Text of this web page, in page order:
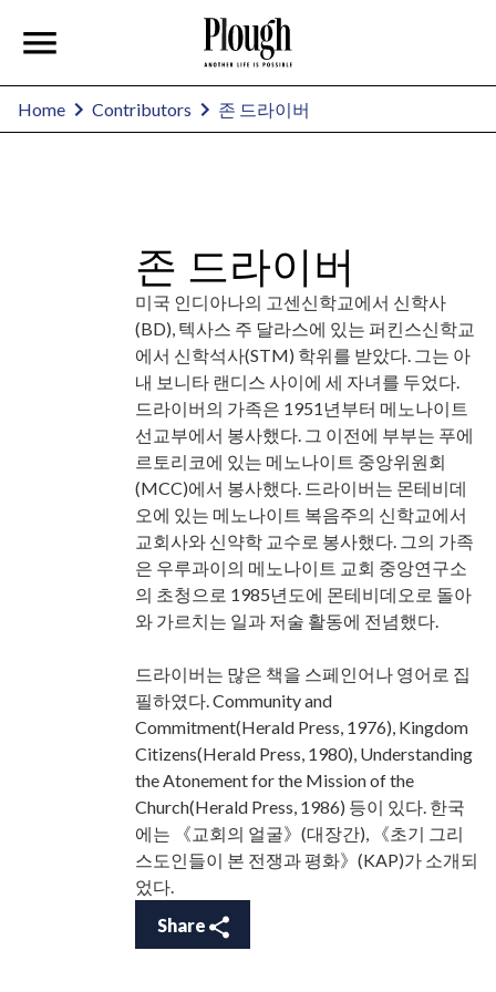
Home Contributors 존 드라이버
존 드라이버
미국 인디아나의 고센신학교에서 신학사
(BD), 텍사스 주 달라스에 있는 퍼킨스신학교
에서 신학석사(STM) 학위를 받았다. 그는 아
내 보니타 랜디스 사이에 세 자녀를 두었다.
드라이버의 가족은 1951년부터 메노나이트
선교부에서 봉사했다. 그 이전에 부부는 푸에
르토리코에 있는 메노나이트 중앙위원회
(MCC)에서 봉사했다. 드라이버는 몬테비데
오에 있는 메노나이트 복음주의 신학교에서
교회사와 신약학 교수로 봉사했다. 그의 가족
은 우루과이의 메노나이트 교회 중앙연구소
의 초청으로 1985년도에 몬테비데오로 돌아
와 가르치는 일과 저술 활동에 전념했다.
드라이버는 많은 책을 스페인어나 영어로 집
필하였다. Community and
Commitment(Herald Press, 1976), Kingdom
Citizens(Herald Press, 1980), Understanding
the Atonement for the Mission of the
Church(Herald Press, 1986) 등이 있다. 한국
에는 《교회의 얼굴》(대장간), 《초기 그리
스도인들이 본 전쟁과 평화》(KAP)가 소개되
었다.
Share